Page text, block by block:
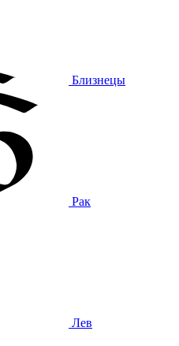
Близнецы
Рак
Лев